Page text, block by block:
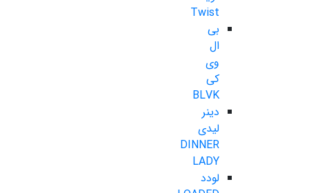
Twist
بی
ال
وی
کی
BLVK
دینر
لیدی
DINNER
LADY
لودد